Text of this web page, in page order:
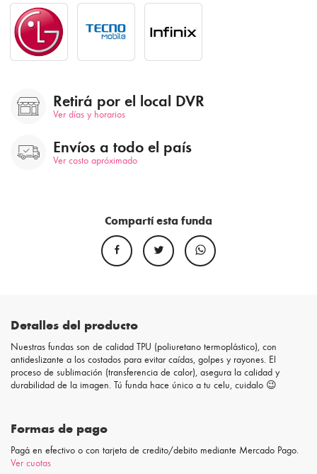
Retirá por el local DVR
Ver días y horarios
Envíos a todo el país
Ver costo apróximado
Compartí esta funda
Detalles del producto
Nuestras fundas son de calidad TPU (poliuretano termoplástico), con
antideslizante a los costados para evitar caídas, golpes y rayones. El
proceso de sublimación (transferencia de calor), asegura la calidad y
durabilidad de la imagen. Tú funda hace único a tu celu, cuidalo 😉
Formas de pago
Pagá en efectivo o con tarjeta de credito/debito mediante Mercado Pago.
Ver cuotas